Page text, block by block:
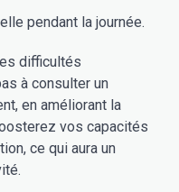
pendant la journée.
difficultés
à consulter un
en améliorant la
vos capacités
ce qui aura un